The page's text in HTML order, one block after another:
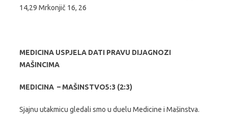
14,29 Mrkonjič 16, 26
MEDICINA USPJELA DATI PRAVU DIJAGNOZI
MAŠINCIMA
MEDICINA – MAŠINSTVO5:3 (2:3)
Sjajnu utakmicu gledali smo u duelu Medicine i Mašinstva.